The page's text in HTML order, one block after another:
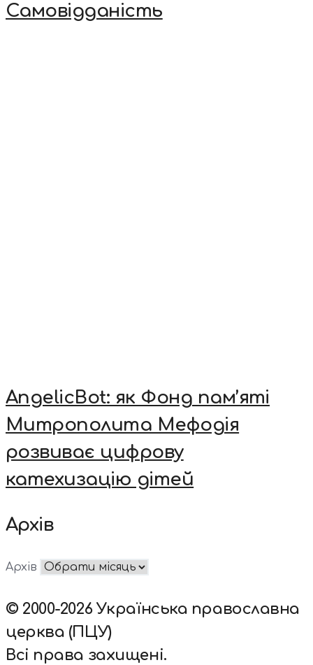
Самовідданість
AngelicBot: як Фонд пам’яті
Митрополита Мефодія
розвиває цифрову
катехизацію дітей
Архів
Архів
© 2000-2026 Українська православна
церква (ПЦУ)
Всі права захищені.